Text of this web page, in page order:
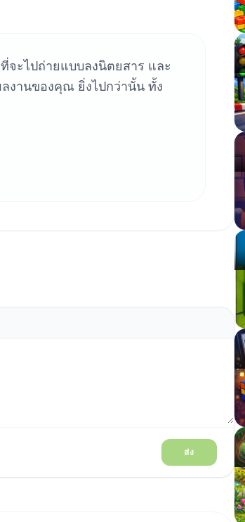
จะไปถ่ายแบบลงนิตยสาร และ
งานของคุณ ยิ่งไปกว่านั้น ทั้ง
ส่ง